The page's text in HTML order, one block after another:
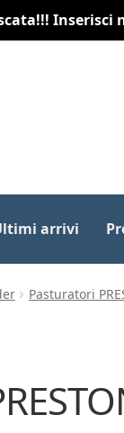
Inserisci
arrivi
Pasturatori